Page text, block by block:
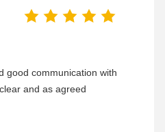
good communication with
and as agreed